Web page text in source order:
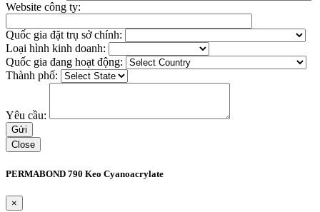
Website công ty:
Quốc gia đặt trụ sở chính:
Loại hình kinh doanh:
Quốc gia đang hoạt động:
Thành phố:
Yêu cầu:
Close
PERMABOND 790 Keo Cyanoacrylate
×